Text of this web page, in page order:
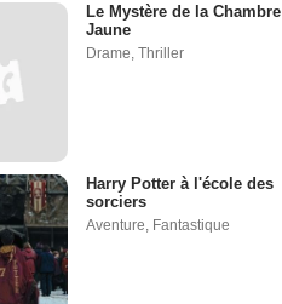
Le Mystère de la Chambre
Jaune
Drame Thriller
Harry Potter à l'école des
sorciers
Aventure Fantastique